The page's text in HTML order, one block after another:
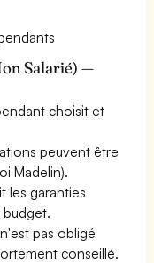
Salarié) —
choisit et
peuvent être
Madelin).
les garanties
budget.
pas obligé
conseillé.